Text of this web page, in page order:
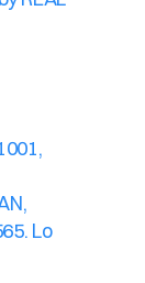
Lo